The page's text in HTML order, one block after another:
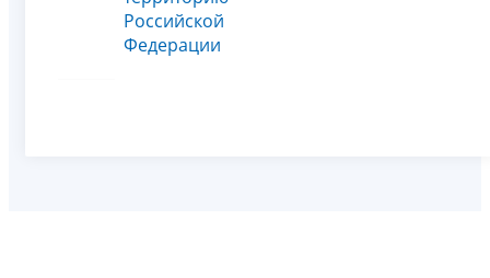
Российской
Федерации